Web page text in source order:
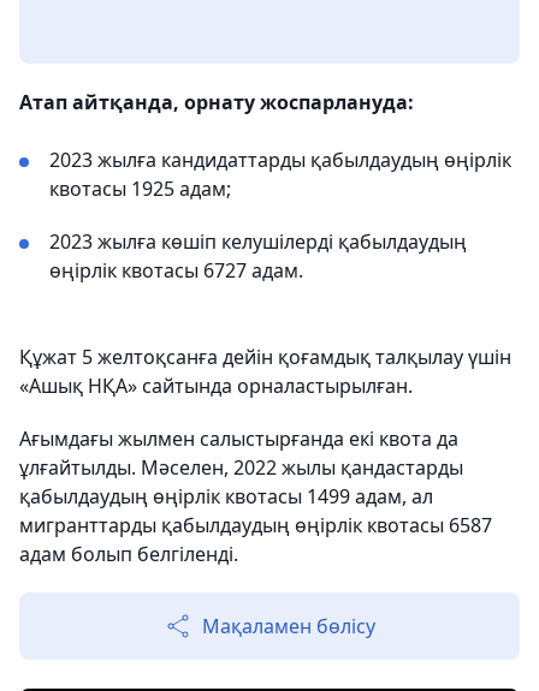
Атап айтқанда, орнату жоспарлануда:
2023 жылға кандидаттарды қабылдаудың өңірлік
квотасы 1925 адам;
2023 жылға көшіп келушілерді қабылдаудың
өңірлік квотасы 6727 адам.
Құжат 5 желтоқсанға дейін қоғамдық талқылау үшін
«Ашық НҚА» сайтында орналастырылған.
Ағымдағы жылмен салыстырғанда екі квота да
ұлғайтылды. Мәселен, 2022 жылы қандастарды
қабылдаудың өңірлік квотасы 1499 адам, ал
мигранттарды қабылдаудың өңірлік квотасы 6587
адам болып белгіленді.
Мақаламен бөлісу